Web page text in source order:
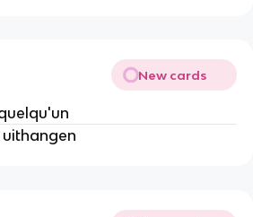
New cards